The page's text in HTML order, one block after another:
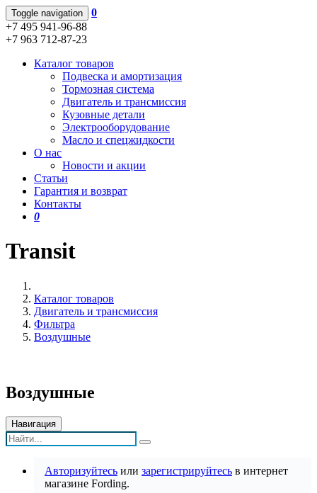
Toggle navigation
0
+7 495 941-96-88
+7 963 712-87-23
Каталог товаров
Подвеска и амортизация
Тормозная система
Двигатель и трансмиссия
Кузовные детали
Электрооборудование
Масло и спецжидкости
О нас
Новости и акции
Статьи
Гарантия и возврат
Контакты
0
Transit
Каталог товаров
Двигатель и трансмиссия
Фильтра
Воздушные
Воздушные
Навигация
Авторизуйтесь или зарегистрируйтесь в интернет
магазине Fording.